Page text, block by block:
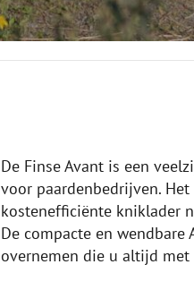
De Finse Avant is een
voor paardenbedrijven.
kostenefficiënte kniklader
De compacte en wendbare
overnemen die u altijd met